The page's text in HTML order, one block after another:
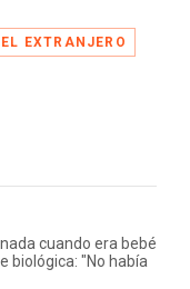
EXTRANJERO
cuando era bebé
biológica: "No había